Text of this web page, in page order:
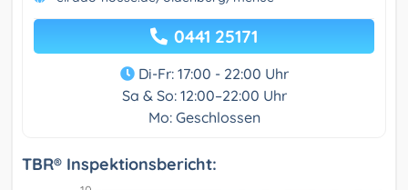
0441 25171
Di-Fr: 17:00 - 22:00 Uhr
Sa & So: 12:00–22:00 Uhr
Mo: Geschlossen
TBR® Inspektionsbericht: